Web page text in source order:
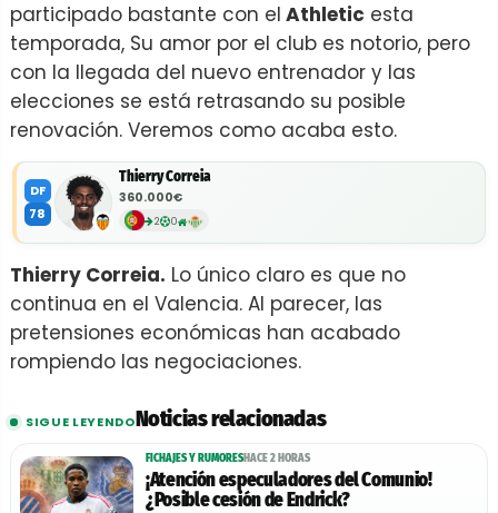
participado bastante con el Athletic esta
temporada, Su amor por el club es notorio, pero
con la llegada del nuevo entrenador y las
elecciones se está retrasando su posible
renovación. Veremos como acaba esto.
DF
78
Thierry Correia
360.000€
2 0
Thierry Correia. Lo único claro es que no
continua en el Valencia. Al parecer, las
pretensiones económicas han acabado
rompiendo las negociaciones.
SIGUE LEYENDONoticias relacionadas
FICHAJES Y RUMORESHACE 2 HORAS
¡Atención especuladores del Comunio!
¿Posible cesión de Endrick?